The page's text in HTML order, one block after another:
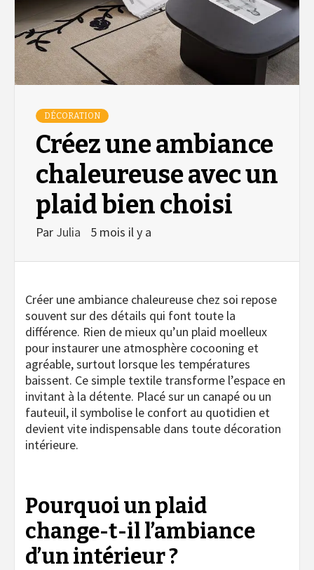
DÉCORATION
Créez une ambiance
chaleureuse avec un
plaid bien choisi
Par Julia 5 mois il y a
Créer une ambiance chaleureuse chez soi repose
souvent sur des détails qui font toute la
différence. Rien de mieux qu’un plaid moelleux
pour instaurer une atmosphère cocooning et
agréable, surtout lorsque les températures
baissent. Ce simple textile transforme l’espace en
invitant à la détente. Placé sur un canapé ou un
fauteuil, il symbolise le confort au quotidien et
devient vite indispensable dans toute décoration
intérieure.
Pourquoi un plaid
change-t-il l’ambiance
d’un intérieur ?